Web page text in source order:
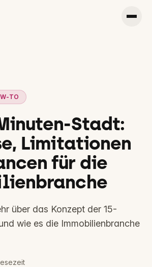
TO
Stadt:
Limitationen
für die
über das Konzept der 15-
wie es die Immobilienbranche